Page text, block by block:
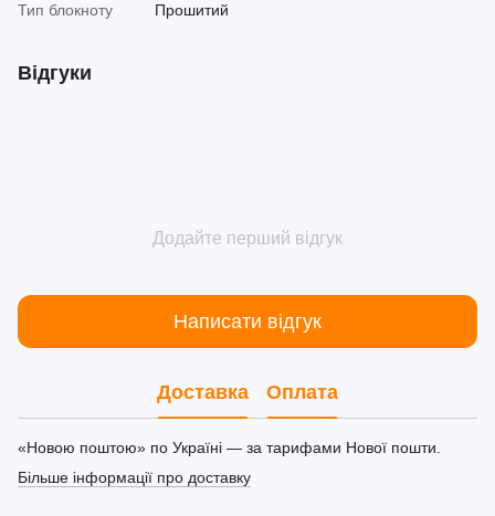
Тип блокноту
Прошитий
Відгуки
Додайте перший відгук
Написати відгук
Доставка Оплата
«Новою поштою» по Україні — за тарифами Нової пошти.
Більше інформації про доставку